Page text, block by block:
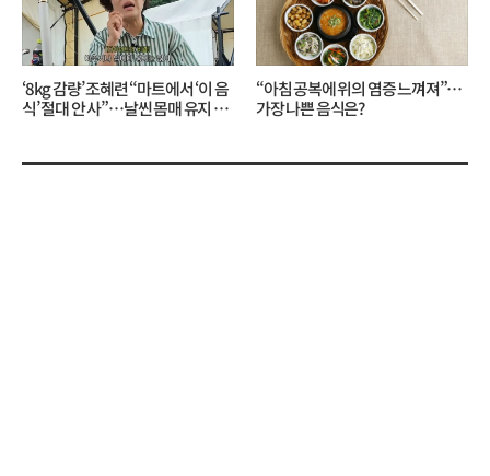
‘8kg 감량’ 조혜련 “마트에서 ‘이 음
식’ 절대 안 사”…날씬 몸매 유지 비
“아침 공복에 위의 염증 느껴져”…
가장 나쁜 음식은?